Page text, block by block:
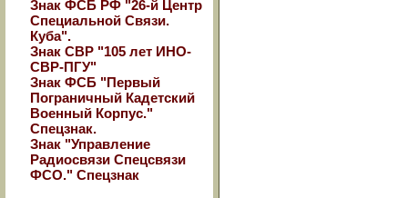
Знак ФСБ РФ "26-й Центр
Специальной Связи.
Куба".
Знак СВР "105 лет ИНО-
СВР-ПГУ"
Знак ФСБ "Первый
Пограничный Кадетский
Военный Корпус."
Спецзнак.
Знак "Управление
Радиосвязи Спецсвязи
ФСО." Спецзнак